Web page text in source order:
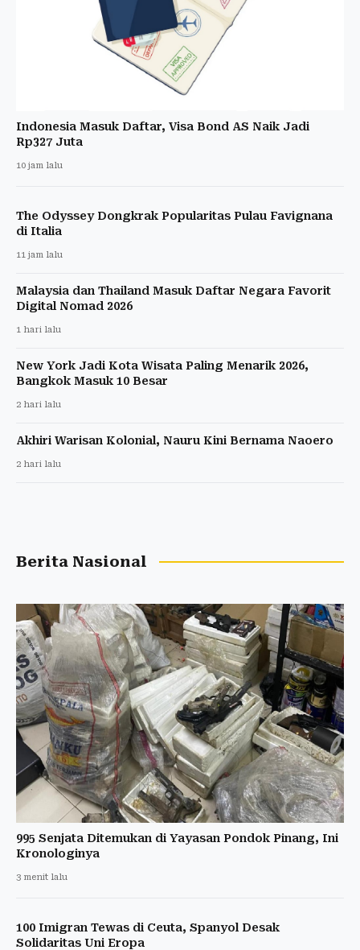
Indonesia Masuk Daftar, Visa Bond AS Naik Jadi
Rp327 Juta
10 jam lalu
The Odyssey Dongkrak Popularitas Pulau Favignana
di Italia
11 jam lalu
Malaysia dan Thailand Masuk Daftar Negara Favorit
Digital Nomad 2026
1 hari lalu
New York Jadi Kota Wisata Paling Menarik 2026,
Bangkok Masuk 10 Besar
2 hari lalu
Akhiri Warisan Kolonial, Nauru Kini Bernama Naoero
2 hari lalu
Berita Nasional
995 Senjata Ditemukan di Yayasan Pondok Pinang, Ini
Kronologinya
3 menit lalu
100 Imigran Tewas di Ceuta, Spanyol Desak
Solidaritas Uni Eropa